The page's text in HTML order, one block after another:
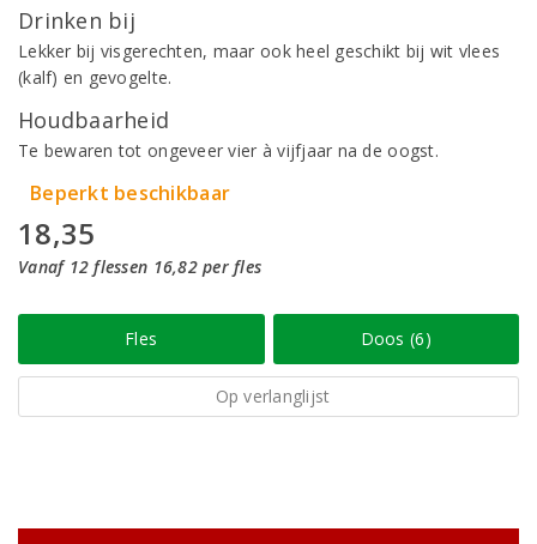
Drinken bij
Lekker bij visgerechten, maar ook heel geschikt bij wit vlees
(kalf) en gevogelte.
Houdbaarheid
Te bewaren tot ongeveer vier à vijfjaar na de oogst.
Beperkt beschikbaar
18,35
Vanaf 12 flessen 16,82 per fles
Fles Doos (6)
Op verlanglijst